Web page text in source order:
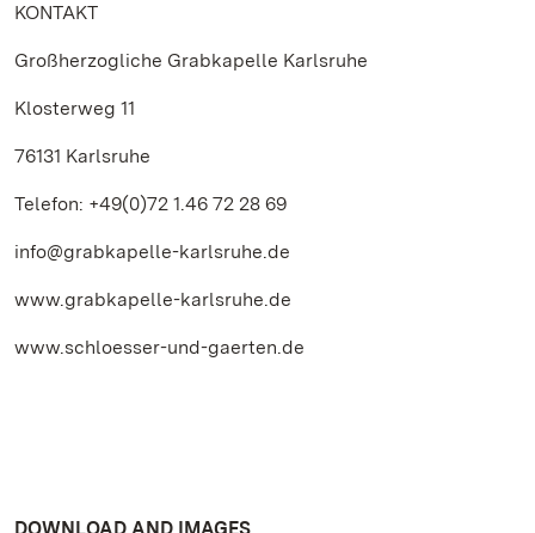
KONTAKT
Großherzogliche Grabkapelle Karlsruhe
Klosterweg 11
76131 Karlsruhe
Telefon: +49(0)72 1.46 72 28 69
info@grabkapelle-karlsruhe.de
www.grabkapelle-karlsruhe.de
www.schloesser-und-gaerten.de